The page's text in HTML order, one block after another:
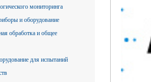
мониторинга
и оборудование
обработка и общее
для испытаний